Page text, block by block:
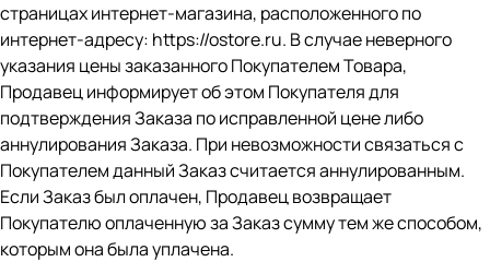
страницах интернет-магазина, расположенного по
интернет-адресу: https://ostore.ru. В случае неверного
указания цены заказанного Покупателем Товара,
Продавец информирует об этом Покупателя для
подтверждения Заказа по исправленной цене либо
аннулирования Заказа. При невозможности связаться с
Покупателем данный Заказ считается аннулированным.
Если Заказ был оплачен, Продавец возвращает
Покупателю оплаченную за Заказ сумму тем же способом,
которым она была уплачена.